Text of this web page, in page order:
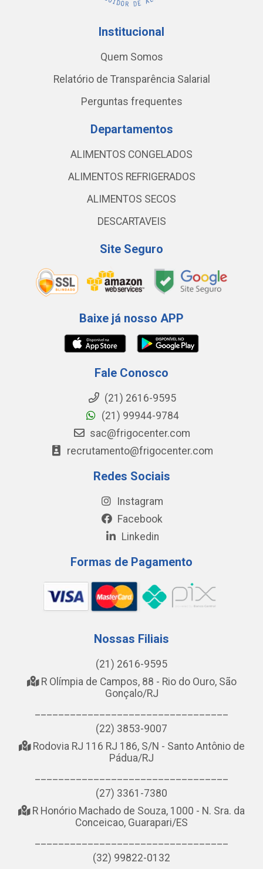
Institucional
Quem Somos
Relatório de Transparência Salarial
Perguntas frequentes
Departamentos
ALIMENTOS CONGELADOS
ALIMENTOS REFRIGERADOS
ALIMENTOS SECOS
DESCARTAVEIS
Site Seguro
Baixe já nosso APP
Fale Conosco
(21) 2616-9595
(21) 99944-9784
sac@frigocenter.com
recrutamento@frigocenter.com
Redes Sociais
Instagram
Facebook
Linkedin
Formas de Pagamento
Nossas Filiais
(21) 2616-9595
R Olímpia de Campos, 88 - Rio do Ouro, São
Gonçalo/RJ
(22) 3853-9007
Rodovia RJ 116 RJ 186, S/N - Santo Antônio de
Pádua/RJ
(27) 3361-7380
R Honório Machado de Souza, 1000 - N. Sra. da
Conceicao, Guarapari/ES
(32) 99822-0132